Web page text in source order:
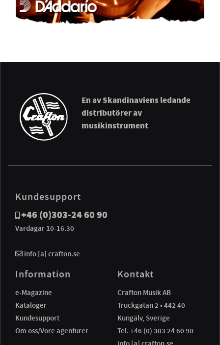
En av Skandinaviens ledande
distributörer av
musikinstrument
Kundesupport
+46 (0)303-24 60 90
Vardagar 10-16.30
info [a] crafton.se
Information
e-Magazine
Kataloger
Kundesupport
Om oss/Vore agenturer
Kontakt
Crafton Musik AB
Truckgatan 2 • 442 40
Kungälv, Sverige
Tel. +46 (0) 303 24 60 90